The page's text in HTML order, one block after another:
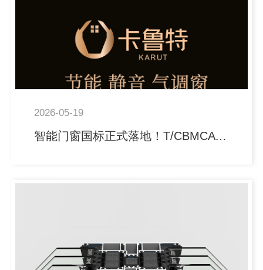
2026-05-19
智能门窗国标正式落地！T/CBMCA 079-2026 实施，终结 “伪智能” 乱象